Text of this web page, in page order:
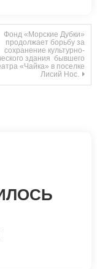
Фонд «Морские Дубки»
продолжает борьбу за
сохранение культурно-
здания бывшего
«Чайка» в поселке
Лисий Нос.